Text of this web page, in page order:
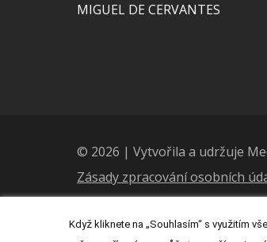
MIGUEL DE CERVANTES
© 2026 | Vytvořila a udržuje
Zásady zpracování osobních
Když kliknete na „Souhlasím“ s využitím